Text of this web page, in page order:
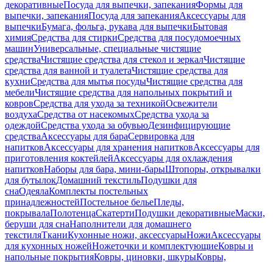
декоративныеПосуда для выпечки, запеканияФормы для
выпечки, запеканияПосуда для запеканияАксессуары для
выпечкиБумага, фольга, рукава для выпечкиБытовая
химияСредства для стиркиСредства для посудомоечных
машинУниверсальные, специальные чистящие
средстваЧистящие средства для стекол и зеркалЧистящие
средства для ванной и туалетаЧистящие средства для
кухниСредства для мытья посудыЧистящие средства для
мебелиЧистящие средства для напольных покрытий и
ковровСредства для ухода за техникойОсвежители
воздухаСредства от насекомыхСредства ухода за
одеждойСредства ухода за обувьюДезинфицирующие
средстваАксессуары для бараСервировка для
напитковАксессуары для хранения напитковАксессуары для
приготовления коктейлейАксессуары для охлаждения
напитковНаборы для бара, мини-барыШтопоры, открывалки
для бутылокДомашний текстильПодушки для
снаОдеялаКомплекты постельных
принадлежностейПостельное бельеПледы,
покрывалаПолотенцаСкатертиПодушки декоративныеМаски,
беруши для снаНаполнители для домашнего
текстиляТканиКухонные ножи, аксессуарыНожиАксессуары
для кухонных ножейНожеточки и комплектующиеКовры и
напольные покрытияКовры, циновки, шкурыКовры,